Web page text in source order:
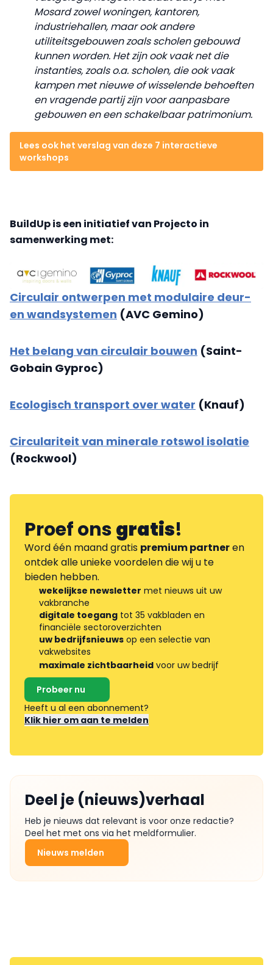
Mosard zowel woningen, kantoren,
industriehallen, maar ook andere
utiliteitsgebouwen zoals scholen gebouwd
kunnen worden. Het zijn ook vaak net die
instanties, zoals o.a. scholen, die ook vaak
kampen met nieuwe of wisselende behoeften
en vragende partij zijn voor aanpasbare
gebouwen en een schakelbaar patrimonium.
Lees ook het verslag van deze 7 interactieve
workshops
BuildUp is een initiatief van Projecto in
samenwerking met:
Circulair ontwerpen met modulaire deur-
en wandsystemen (AVC Gemino)
Het belang van circulair bouwen (Saint-
Gobain Gyproc)
Ecologisch transport over water (Knauf)
Circulariteit van minerale rotswol isolatie
(Rockwool)
Proef onsgratis!
Word één maand gratis premium partneren
ontdek alle unieke voordelen die wij u te
bieden hebben.
wekelijkse newsletter met nieuws uit uw
vakbranche
digitale toegang tot 35 vakbladen en
financiële sectoroverzichten
uw bedrijfsnieuws op een selectie van
vakwebsites
maximale zichtbaarheid voor uw bedrijf
Probeer nu
Heeft u al een abonnement?
Klik hier om aan te melden
Deel je (nieuws)verhaal
Heb je nieuws dat relevant is voor onze redactie?
Deel het met ons via het meldformulier.
Nieuws melden